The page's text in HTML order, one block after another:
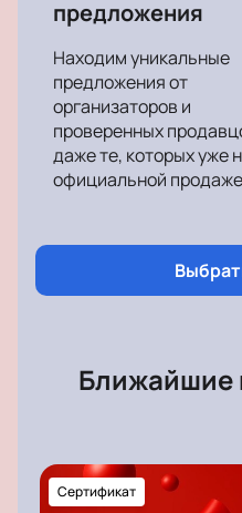
Меладзе, EMIN,
Шуфутинский, группы
«Любэ», «Рондо» и многие
предложения
Находим уникальные
предложения от
организаторов и
проверенных
даже те, которых уже
официальной
Ближайшие
Сертификат